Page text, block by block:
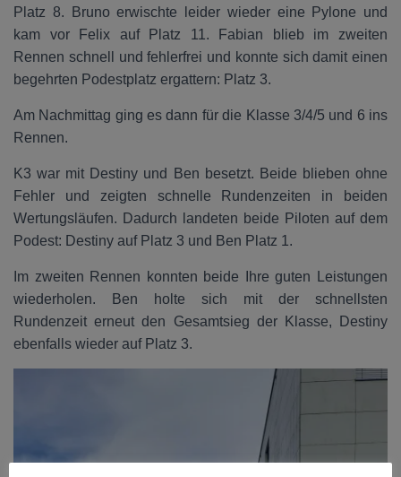
Platz 8. Bruno erwischte leider wieder eine Pylone und
kam vor Felix auf Platz 11. Fabian blieb im zweiten
Rennen schnell und fehlerfrei und konnte sich damit einen
begehrten Podestplatz ergattern: Platz 3.
Am Nachmittag ging es dann für die Klasse 3/4/5 und 6 ins
Rennen.
K3 war mit Destiny und Ben besetzt. Beide blieben ohne
Fehler und zeigten schnelle Rundenzeiten in beiden
Wertungsläufen. Dadurch landeten beide Piloten auf dem
Podest: Destiny auf Platz 3 und Ben Platz 1.
Im zweiten Rennen konnten beide Ihre guten Leistungen
wiederholen. Ben holte sich mit der schnellsten
Rundenzeit erneut den Gesamtsieg der Klasse, Destiny
ebenfalls wieder auf Platz 3.